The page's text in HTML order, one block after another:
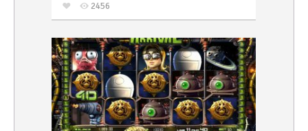
2456